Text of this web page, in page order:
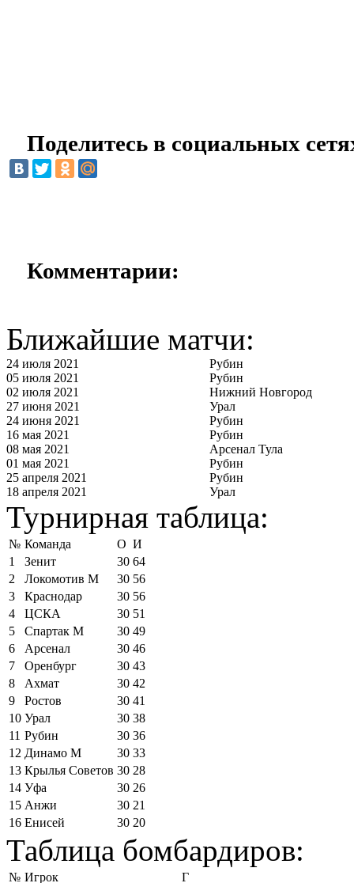
Поделитесь в социальных
Комментарии:
Ближайшие матчи:
24 июля 2021
Рубин
05 июля 2021
Рубин
02 июля 2021
Нижний Новгород
27 июня 2021
Урал
24 июня 2021
Рубин
16 мая 2021
Рубин
08 мая 2021
Арсенал Тула
01 мая 2021
Рубин
25 апреля 2021
Рубин
18 апреля 2021
Урал
Турнирная таблица:
№ Команда О И
1
Зенит 30 64
2
Локомотив М 30 56
3
Краснодар 30 56
4
ЦСКА 30 51
5
Спартак М 30 49
6
Арсенал 30 46
7
Оренбург 30 43
8
Ахмат 30 42
9
Ростов 30 41
10 Урал 30 38
11 Рубин 30 36
12 Динамо М 30 33
13 Крылья Советов 30 28
14 Уфа 30 26
15 Анжи 30 21
16 Енисей 30 20
Таблица бомбардиров:
№ Игрок Г